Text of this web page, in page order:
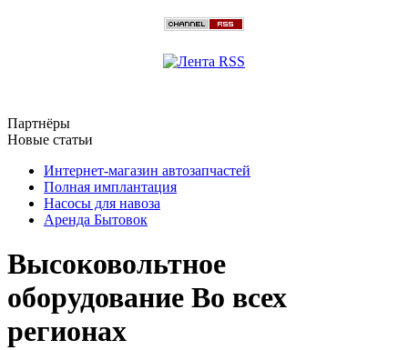
Партнёры
Новые статьи
Интернет-магазин автозапчастей
Полная имплантация
Насосы для навоза
Аренда Бытовок
Высоковольтное
оборудование Во всех
регионах